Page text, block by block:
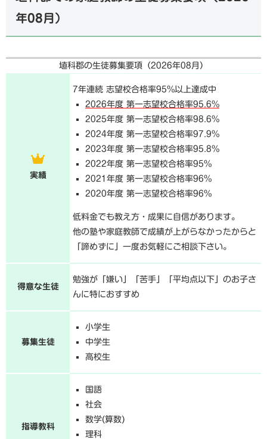
年08月 ）
埴科郡の生徒募集要項（2026年08月 ）
実績
7年連続 志望校合格率95%以上達成中
2026年度 第一志望校合格率95.6%
2025年度 第一志望校合格率98.6%
2024年度 第一志望校合格率97.9%
2023年度 第一志望校合格率95.8%
2022年度 第一志望校合格率95%
2021年度 第一志望校合格率96%
2020年度 第一志望校合格率96%
低料金でも教え方・成果に自信があります。
他の塾や家庭教師で成績が上がらなかったからと
「諦めずに」一度お気軽にご相談下さい。
得意な生徒
勉強が「嫌い」「苦手」「平均点以下」のお子さ
んに特におすすめ
募集生徒
小学生
中学生
高校生
指導教科
国語
社会
数学(算数)
理科